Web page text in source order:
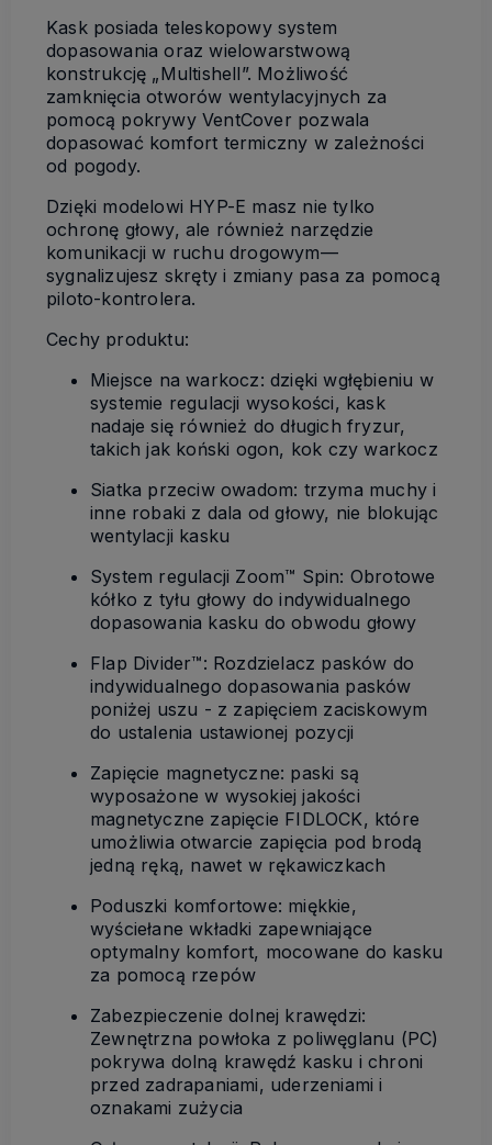
Kask posiada teleskopowy system
dopasowania oraz wielowarstwową
konstrukcję „Multishell”. Możliwość
zamknięcia otworów wentylacyjnych za
pomocą pokrywy VentCover pozwala
dopasować komfort termiczny w zależności
od pogody.
Dzięki modelowi HYP-E masz nie tylko
ochronę głowy, ale również narzędzie
komunikacji w ruchu drogowym—
sygnalizujesz skręty i zmiany pasa za pomocą
piloto-kontrolera.
Cechy produktu:
Miejsce na warkocz: dzięki wgłębieniu w
systemie regulacji wysokości, kask
nadaje się również do długich fryzur,
takich jak koński ogon, kok czy warkocz
Siatka przeciw owadom: trzyma muchy i
inne robaki z dala od głowy, nie blokując
wentylacji kasku
System regulacji Zoom™ Spin: Obrotowe
kółko z tyłu głowy do indywidualnego
dopasowania kasku do obwodu głowy
Flap Divider™: Rozdzielacz pasków do
indywidualnego dopasowania pasków
poniżej uszu - z zapięciem zaciskowym
do ustalenia ustawionej pozycji
Zapięcie magnetyczne: paski są
wyposażone w wysokiej jakości
magnetyczne zapięcie FIDLOCK, które
umożliwia otwarcie zapięcia pod brodą
jedną ręką, nawet w rękawiczkach
Poduszki komfortowe: miękkie,
wyściełane wkładki zapewniające
optymalny komfort, mocowane do kasku
za pomocą rzepów
Zabezpieczenie dolnej krawędzi:
Zewnętrzna powłoka z poliwęglanu (PC)
pokrywa dolną krawędź kasku i chroni
przed zadrapaniami, uderzeniami i
oznakami zużycia